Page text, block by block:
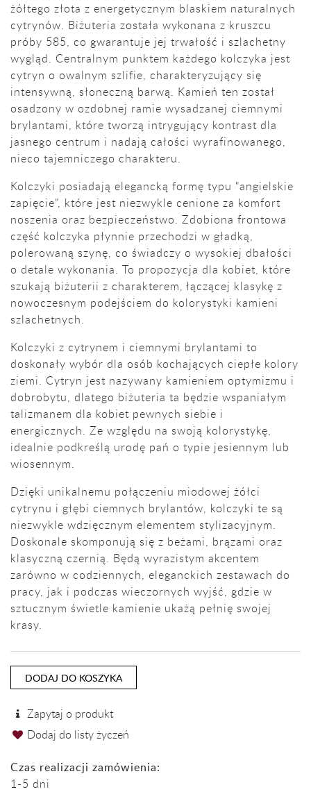
żółtego złota z energetycznym blaskiem naturalnych
cytrynów. Biżuteria została wykonana z kruszcu
próby 585, co gwarantuje jej trwałość i szlachetny
wygląd. Centralnym punktem każdego kolczyka jest
cytryn o owalnym szlifie, charakteryzujący się
intensywną, słoneczną barwą. Kamień ten został
osadzony w ozdobnej ramie wysadzanej ciemnymi
brylantami, które tworzą intrygujący kontrast dla
jasnego centrum i nadają całości wyrafinowanego,
nieco tajemniczego charakteru.
Kolczyki posiadają elegancką formę typu "angielskie
zapięcie", które jest niezwykle cenione za komfort
noszenia oraz bezpieczeństwo. Zdobiona frontowa
część kolczyka płynnie przechodzi w gładką,
polerowaną szynę, co świadczy o wysokiej dbałości
o detale wykonania. To propozycja dla kobiet, które
szukają biżuterii z charakterem, łączącej klasykę z
nowoczesnym podejściem do kolorystyki kamieni
szlachetnych.
Kolczyki z cytrynem i ciemnymi brylantami to
doskonały wybór dla osób kochających ciepłe kolory
ziemi. Cytryn jest nazywany kamieniem optymizmu i
dobrobytu, dlatego biżuteria ta będzie wspaniałym
talizmanem dla kobiet pewnych siebie i
energicznych. Ze względu na swoją kolorystykę,
idealnie podkreślą urodę pań o typie jesiennym lub
wiosennym.
Dzięki unikalnemu połączeniu miodowej żółci
cytrynu i głębi ciemnych brylantów, kolczyki te są
niezwykle wdzięcznym elementem stylizacyjnym.
Doskonale skomponują się z beżami, brązami oraz
klasyczną czernią. Będą wyrazistym akcentem
zarówno w codziennych, eleganckich zestawach do
pracy, jak i podczas wieczornych wyjść, gdzie w
sztucznym świetle kamienie ukażą pełnię swojej
krasy.
DODAJ DO KOSZYKA
Zapytaj o produkt
Dodaj do listy życzeń
Czas realizacji zamówienia:
1-5 dni